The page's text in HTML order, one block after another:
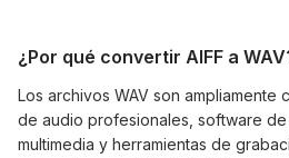
¿Por qué convertir AIFF a
Los archivos WAV son ampliamente
de audio profesionales, software
multimedia y herramientas de